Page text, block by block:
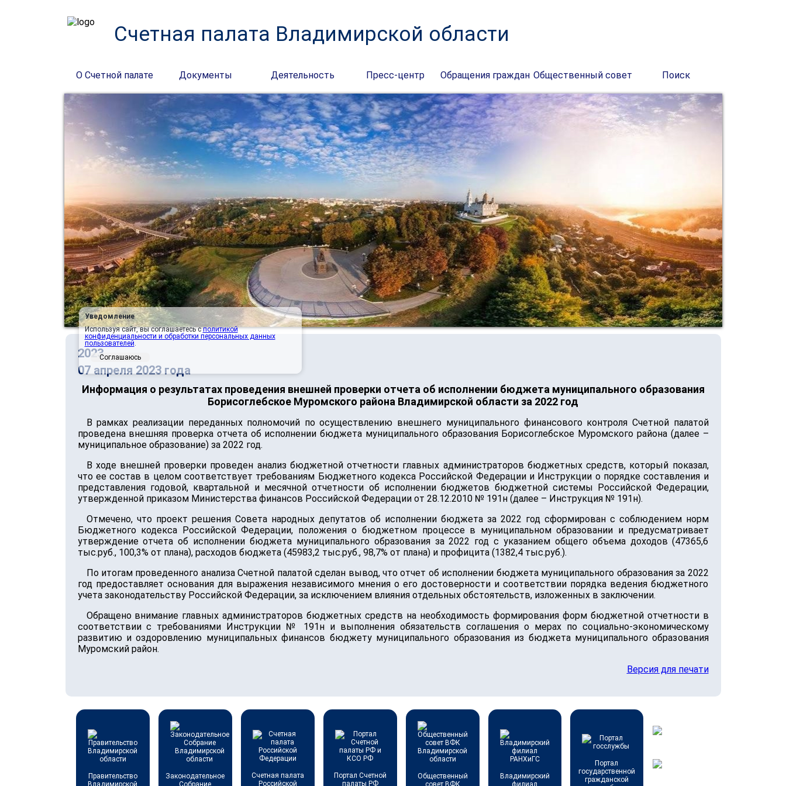
Счетная палата Владимирской области
О Счетной палате Документы Деятельность Пресс-центр Обращения граждан Общественный совет Поиск
2023
07 апреля 2023 года
Информация о результатах проведения внешней проверки отчета об исполнении бюджета муниципального образования
Борисоглебское Муромского района Владимирской области за 2022 год
В рамках реализации переданных полномочий по осуществлению внешнего муниципального финансового контроля Счетной палатой
проведена внешняя проверка отчета об исполнении бюджета муниципального образования Борисоглебское Муромского района (далее –
муниципальное образование) за 2022 год.
В ходе внешней проверки проведен анализ бюджетной отчетности главных администраторов бюджетных средств, который показал,
что ее состав в целом соответствует требованиям Бюджетного кодекса Российской Федерации и Инструкции о порядке составления и
представления годовой, квартальной и месячной отчетности об исполнении бюджетов бюджетной системы Российской Федерации,
утвержденной приказом Министерства финансов Российской Федерации от 28.12.2010 № 191н (далее – Инструкция № 191н).
Отмечено, что проект решения Совета народных депутатов об исполнении бюджета за 2022 год сформирован с соблюдением норм
Бюджетного кодекса Российской Федерации, положения о бюджетном процессе в муниципальном образовании и предусматривает
утверждение отчета об исполнении бюджета муниципального образования за 2022 год с указанием общего объема доходов (47365,6
тыс.руб., 100,3% от плана), расходов бюджета (45983,2 тыс.руб., 98,7% от плана) и профицита (1382,4 тыс.руб.).
По итогам проведенного анализа Счетной палатой сделан вывод, что отчет об исполнении бюджета муниципального образования за 2022
год предоставляет основания для выражения независимого мнения о его достоверности и соответствии порядка ведения бюджетного
учета законодательству Российской Федерации, за исключением влияния отдельных обстоятельств, изложенных в заключении.
Обращено внимание главных администраторов бюджетных средств на необходимость формирования форм бюджетной отчетности в
соответствии с требованиями Инструкции № 191н и выполнения обязательств соглашения о мерах по социально-экономическому
развитию и оздоровлению муниципальных финансов бюджету муниципального образования из бюджета муниципального образования
Муромский район.
Версия для печати
Правительство
Законодательное
Счетная палата
Российской
Портал Счетной
палаты РФ
Общественный
Владимирский
Портал
государственной
гражданской
Уведомление
Используя сайт, вы соглашаетесь сполитикой
конфиденциальности и обработки персональных данных
пользователей.
Соглашаюсь